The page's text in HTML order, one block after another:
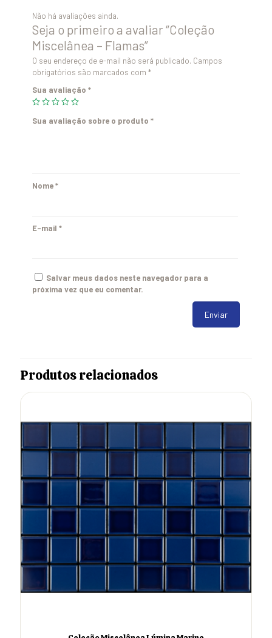
Não há avaliações ainda.
Seja o primeiro a avaliar “Coleção
Miscelânea – Flamas”
O seu endereço de e-mail não será publicado. Campos
obrigatórios são marcados com *
Sua avaliação *
Sua avaliação sobre o produto *
Nome*
E-mail *
Salvar meus dados neste navegador para a
próxima vez que eu comentar.
Produtos relacionados